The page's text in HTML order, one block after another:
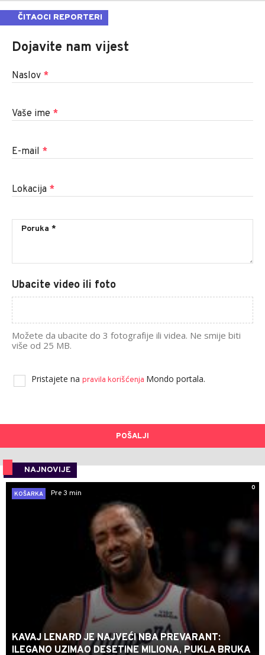
ČITAOCI REPORTERI
Dojavite nam vijest
Naslov *
Vaše ime *
E-mail *
Lokacija *
Ubacite video ili foto
Možete da ubacite do 3 fotografije ili videa. Ne smije biti
više od 25 MB.
Pristajete na pravila korišćenja Mondo portala.
POŠALJI
NAJNOVIJE
0
KOŠARKA
Pre 3 min
KAVAJ LENARD JE NAJVEĆI NBA PREVARANT:
ILEGANO UZIMAO DESETINE MILIONA, PUKLA BRUKA